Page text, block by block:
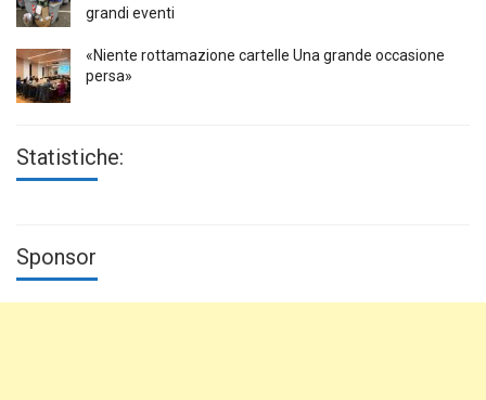
grandi eventi
«Niente rottamazione cartelle Una grande occasione
persa»
Statistiche:
Sponsor